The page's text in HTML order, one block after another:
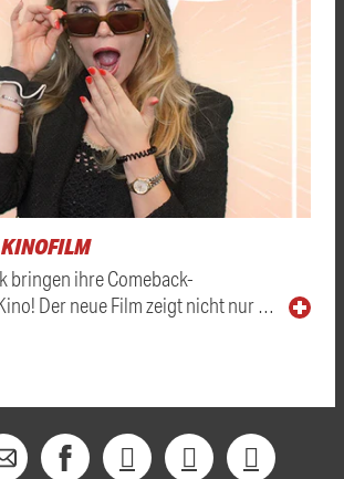
bringen ihre Comeback-
Der neue Film zeigt nicht nur …